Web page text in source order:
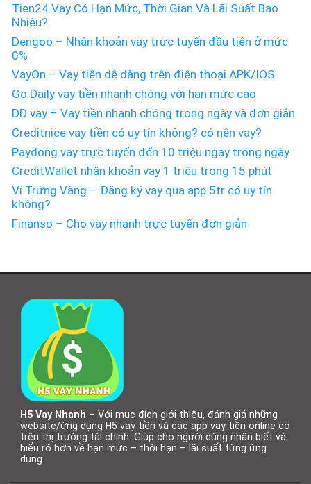
Tien24 Vay Có Hạn Mức, Thời Gian Và Lãi Suất Bao
Nhiêu?
Dengoo – Nhận khoản vay trực tuyến đầu tiên ở mức
0%
VayOn – Vay tiền dễ dàng trên điện thoại APK/IOS
Go Daily vay tiền nhanh chóng với hạn mức cao
DD vay – Vay tiền nhanh chóng trong ngày và đơn giản
Creditnice vay tiền có uy tín không? có nên vay?
Paydong vay trực tuyến đến 10 triệu ngay trong ngày
CreditWallet nhận khoản vay 1 triệu trong 15 phút
Ví Trứng Vàng – Đăng ký vay qua app 5tr có uy tín
không?
Finanso – Cho vay nhanh trực tuyến đơn giản
H5 Vay Nhanh – Với mục đích giới thiệu, đánh giá những
website/ứng dụng H5 vay tiền và các app vay tiền online có
trên thị trường tài chính. Giúp cho người dùng nhận biết và
hiểu rõ hơn về hạn mức – thời hạn – lãi suất từng ứng
dụng.